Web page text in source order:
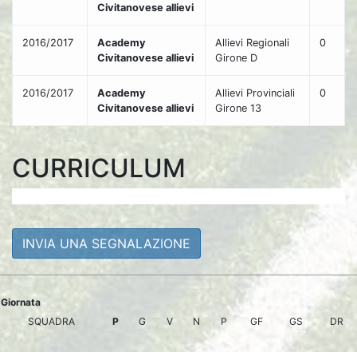
Civitanovese allievi
2016/2017
Academy
Civitanovese allievi
Allievi Regionali
Girone D
0
2016/2017
Academy
Civitanovese allievi
Allievi Provinciali
Girone 13
0
CURRICULUM
INVIA UNA SEGNALAZIONE
Giornata
SQUADRA
P G V N P GF GS DR